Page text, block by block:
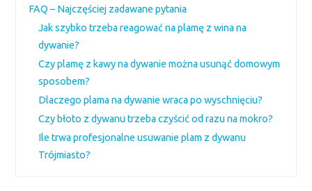
FAQ – Najczęściej zadawane pytania
Jak szybko trzeba reagować na plamę z wina na
dywanie?
Czy plamę z kawy na dywanie można usunąć domowym
sposobem?
Dlaczego plama na dywanie wraca po wyschnięciu?
Czy błoto z dywanu trzeba czyścić od razu na mokro?
Ile trwa profesjonalne usuwanie plam z dywanu
Trójmiasto?